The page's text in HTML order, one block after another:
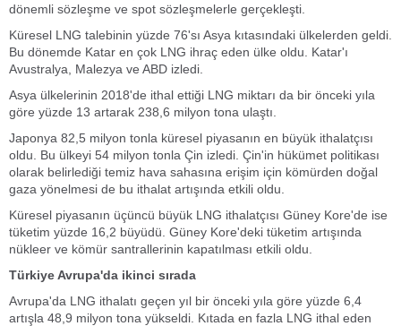
dönemli sözleşme ve spot sözleşmelerle gerçekleşti.
Küresel LNG talebinin yüzde 76'sı Asya kıtasındaki ülkelerden geldi.
Bu dönemde Katar en çok LNG ihraç eden ülke oldu. Katar'ı
Avustralya, Malezya ve ABD izledi.
Asya ülkelerinin 2018'de ithal ettiği LNG miktarı da bir önceki yıla
göre yüzde 13 artarak 238,6 milyon tona ulaştı.
Japonya 82,5 milyon tonla küresel piyasanın en büyük ithalatçısı
oldu. Bu ülkeyi 54 milyon tonla Çin izledi. Çin'in hükümet politikası
olarak belirlediği temiz hava sahasına erişim için kömürden doğal
gaza yönelmesi de bu ithalat artışında etkili oldu.
Küresel piyasanın üçüncü büyük LNG ithalatçısı Güney Kore'de ise
tüketim yüzde 16,2 büyüdü. Güney Kore'deki tüketim artışında
nükleer ve kömür santrallerinin kapatılması etkili oldu.
Türkiye Avrupa'da ikinci sırada
Avrupa'da LNG ithalatı geçen yıl bir önceki yıla göre yüzde 6,4
artışla 48,9 milyon tona yükseldi. Kıtada en fazla LNG ithal eden